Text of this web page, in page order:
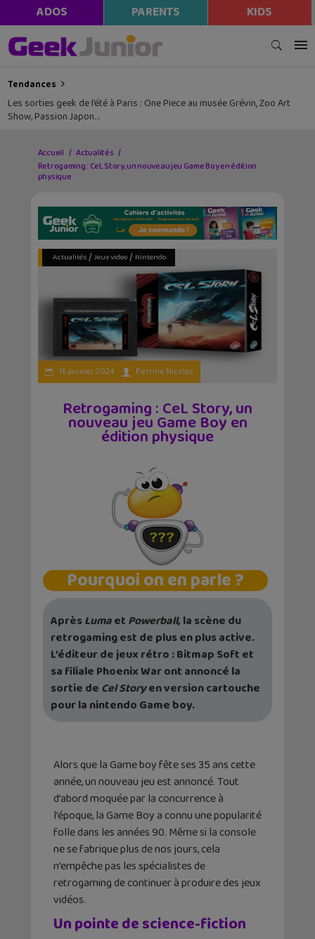
ADOS PARENTS KIDS
Tendances
Les sorties geek de l’été à Paris : One Piece au musée Grévin, Zoo Art
Show, Passion Japon…
Accueil
Actualités
Retrogaming : CeL Story, un nouveau jeu Game Boy en édition
physique
Actualités/ Jeux video/ Nintendo
16 janvier 2024 Perrine Nicolas
Retrogaming : CeL Story, un
nouveau jeu Game Boy en
édition physique
Pourquoi on en parle ?
AprèsLumaet Powerball, la scène du
retrogaming est de plus en plus active.
L’éditeur de jeux rétro : Bitmap Soft et
sa filiale Phoenix War ont annoncé la
sortie de Cel Storyen version cartouche
pour la nintendo Game boy.
Alors que la Game boy fête ses 35 ans cette
année, un nouveau jeu est annoncé. Tout
d’abord moquée par la concurrence à
l’époque, la Game Boy a connu une popularité
folle dans les années 90. Même si la console
ne se fabrique plus de nos jours, cela
n’empêche pas les spécialistes de
retrogaming de continuer à produire des jeux
vidéos.
Un pointe de science-fiction